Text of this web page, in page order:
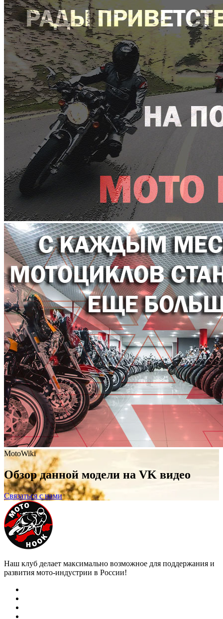
MotoWiki
Обзор данной модели на VK видео
Связаться с нами
Наш клуб делает максимально возможное для поддержания и
развития мото-индустрии в России!